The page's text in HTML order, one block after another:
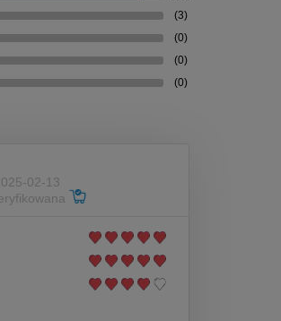
(3)
(0)
(0)
(0)
02-13